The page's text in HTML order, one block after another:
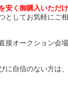
安く御購入いただ
してお気軽にご相
オークション会場
自信のない方は